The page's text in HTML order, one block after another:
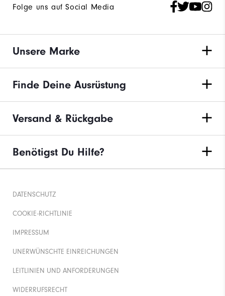
Folge uns auf Social Media
Unsere Marke
Finde Deine Ausrüstung
Versand & Rückgabe
Benötigst Du Hilfe?
DATENSCHUTZ
COOKIE-RICHTLINIE
IMPRESSUM
UNERWÜNSCHTE EINREICHUNGEN
LEITLINIEN UND ANFORDERUNGEN
WIDERRUFSRECHT